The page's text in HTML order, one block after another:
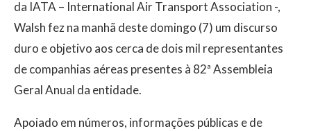
da IATA – International Air Transport Association -,
Walsh fez na manhã deste domingo (7) um discurso
duro e objetivo aos cerca de dois mil representantes
de companhias aéreas presentes à 82ª Assembleia
Geral Anual da entidade.
Apoiado em números, informações públicas e de